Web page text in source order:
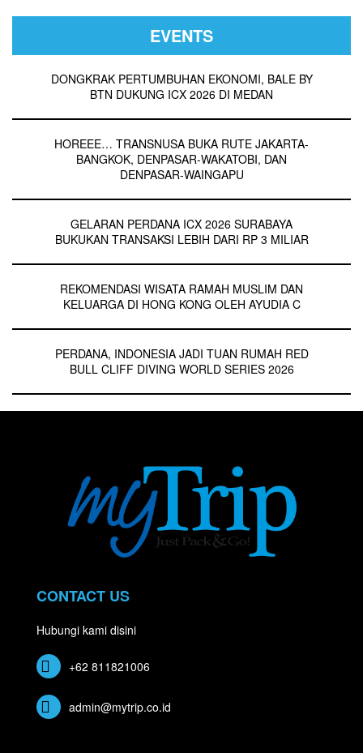
EVENTS
DONGKRAK PERTUMBUHAN EKONOMI, BALE BY
BTN DUKUNG ICX 2026 DI MEDAN
HOREEE… TRANSNUSA BUKA RUTE JAKARTA-
BANGKOK, DENPASAR-WAKATOBI, DAN
DENPASAR-WAINGAPU
GELARAN PERDANA ICX 2026 SURABAYA
BUKUKAN TRANSAKSI LEBIH DARI RP 3 MILIAR
REKOMENDASI WISATA RAMAH MUSLIM DAN
KELUARGA DI HONG KONG OLEH AYUDIA C
PERDANA, INDONESIA JADI TUAN RUMAH RED
BULL CLIFF DIVING WORLD SERIES 2026
CONTACT US
Hubungi kami disini
+62 811821006
admin@mytrip.co.id